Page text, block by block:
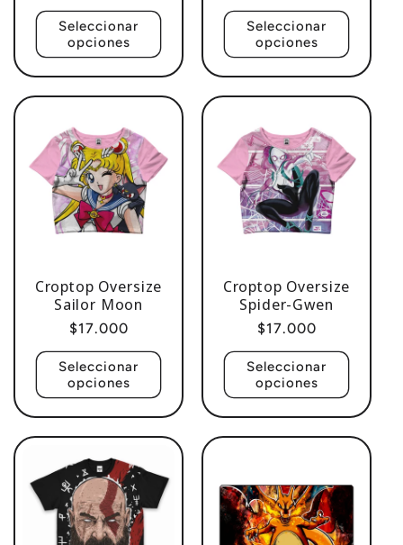
habitual
Seleccionar
opciones
habitual
Seleccionar
opciones
Croptop Oversize
Sailor Moon
Precio
habitual
$17.000
Seleccionar
opciones
Croptop Oversize
Spider-Gwen
Precio
habitual
$17.000
Seleccionar
opciones